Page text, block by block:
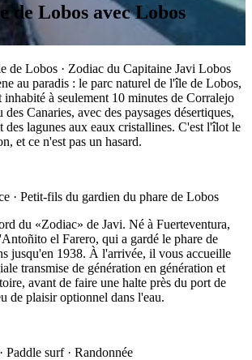
Lobos avec Lobos
de Lobos · Zodiac du Capitaine Javi Lobos
au paradis : le parc naturel de l'île de Lobos,
à seulement 10 minutes de Corralejo
Canaries, avec des paysages désertiques,
des lagunes aux eaux cristallines. C'est l'îlot le
et ce n'est pas un hasard.
· Petit-fils du gardien du phare de Lobos
du «Zodiac» de Javi. Né à Fuerteventura,
el Farero, qui a gardé le phare de
jusqu'en 1938. À l'arrivée, il vous accueille
transmise de génération en génération et
avant de faire une halte près du port de
de plaisir optionnel dans l'eau.
Paddle surf · Randonnée